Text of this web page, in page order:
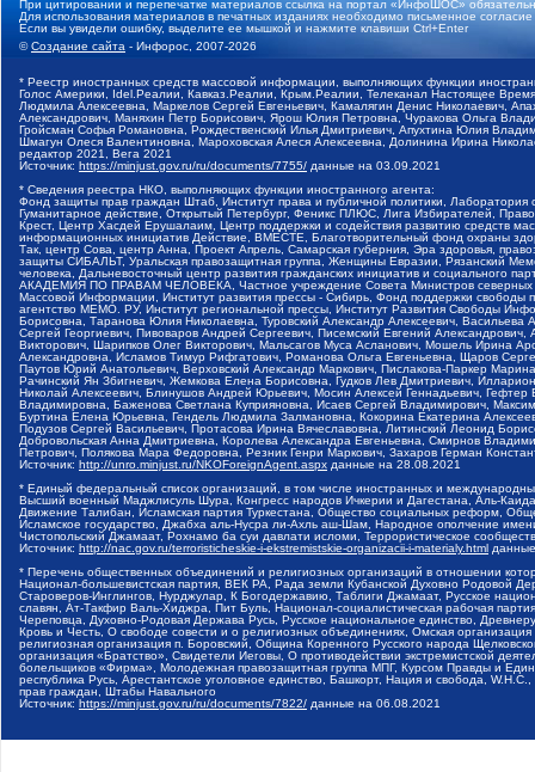
При цитировании и перепечатке материалов ссылка на портал «ИнфоШОС»
Для использования материалов в печатных изданиях необходимо письменное
Если вы увидели ошибку, выделите ее мышкой и нажмите клавиши Ctrl+Enter
©Создание сайта - Инфорос, 2007-2026
* Реестр иностранных средств массовой информации, выполняющих функции
Голос Америки, Idel.Реалии, Кавказ.Реалии, Крым.Реалии, Телеканал Настоящее
Людмила Алексеевна, Маркелов Сергей Евгеньевич, Камалягин Денис Николаевич,
Александрович, Маняхин Петр Борисович, Ярош Юлия Петровна, Чуракова Ольга
Гройсман Софья Романовна, Рождественский Илья Дмитриевич, Апухтина Юлия
Шмагун Олеся Валентиновна, Мароховская Алеся Алексеевна, Долинина Ирина
редактор 2021, Вега 2021
Источник: https://minjust.gov.ru/ru/documents/7755/ данные на 03.09.2021
* Сведения реестра НКО, выполняющих функции иностранного агента:
Фонд защиты прав граждан Штаб, Институт права и публичной политики,
Гуманитарное действие, Открытый Петербург, Феникс ПЛЮС, Лига Избирателей,
Крест, Центр Хасдей Ерушалаим, Центр поддержки и содействия развитию средств
информационных инициатив Действие, ВМЕСТЕ, Благотворительный фонд охраны
Так, центр Сова, центр Анна, Проект Апрель, Самарская губерния, Эра здоровья,
защиты СИБАЛЬТ, Уральская правозащитная группа, Женщины Евразии, Рязанский
человека, Дальневосточный центр развития гражданских инициатив и социального
АКАДЕМИЯ ПО ПРАВАМ ЧЕЛОВЕКА, Частное учреждение Совета Министров северных
Массовой Информации, Институт развития прессы - Сибирь, Фонд поддержки
агентство МЕМО. РУ, Институт региональной прессы, Институт Развития Свободы
Борисовна, Таранова Юлия Николаевна, Туровский Александр Алексеевич,
Сергей Георгиевич, Пивоваров Андрей Сергеевич, Писемский Евгений
Викторович, Шарипков Олег Викторович, Мальсагов Муса Асланович, Мошель Ирина
Александровна, Исламов Тимур Рифгатович, Романова Ольга Евгеньевна, Щаров
Паутов Юрий Анатольевич, Верховский Александр Маркович, Пислакова-Паркер
Рачинский Ян Збигневич, Жемкова Елена Борисовна, Гудков Лев Дмитриевич,
Николай Алексеевич, Блинушов Андрей Юрьевич, Мосин Алексей Геннадьевич,
Владимировна, Баженова Светлана Куприяновна, Исаев Сергей Владимирович,
Буртина Елена Юрьевна, Гендель Людмила Залмановна, Кокорина Екатерина
Подузов Сергей Васильевич, Протасова Ирина Вячеславовна, Литинский Леонид
Добровольская Анна Дмитриевна, Королева Александра Евгеньевна, Смирнов
Петрович, Полякова Мара Федоровна, Резник Генри Маркович, Захаров Герман
Источник: http://unro.minjust.ru/NKOForeignAgent.aspx данные на 28.08.2021
* Единый федеральный список организаций, в том числе иностранных и
Высший военный Маджлисуль Шура, Конгресс народов Ичкерии и Дагестана, Аль-
Движение Талибан, Исламская партия Туркестана, Общество социальных реформ,
Исламское государство, Джабха аль-Нусра ли-Ахль аш-Шам, Народное ополчение
Чистопольский Джамаат, Рохнамо ба суи давлати исломи, Террористическое
Источник: http://nac.gov.ru/terroristicheskie-i-ekstremistskie-organizacii-i-materialy.html
* Перечень общественных объединений и религиозных организаций в отношении
Национал-большевистская партия, ВЕК РА, Рада земли Кубанской Духовно Родовой
Староверов-Инглингов, Нурджулар, К Богодержавию, Таблиги Джамаат, Русское
славян, Ат-Такфир Валь-Хиджра, Пит Буль, Национал-социалистическая рабочая
Череповца, Духовно-Родовая Держава Русь, Русское национальное единство,
Кровь и Честь, О свободе совести и о религиозных объединениях, Омская
религиозная организация п. Боровский, Община Коренного Русского народа
организация «Братство», Свидетели Иеговы, О противодействии экстремистской
болельщиков «Фирма», Молодежная правозащитная группа МПГ, Курсом Правды и
республика Русь, Арестантское уголовное единство, Башкорт, Нация и свобода,
прав граждан, Штабы Навального
Источник: https://minjust.gov.ru/ru/documents/7822/ данные на 06.08.2021